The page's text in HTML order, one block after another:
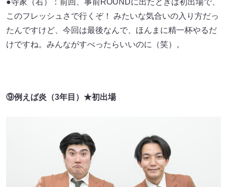
このフレッシュさで行くぞ！ みたいな気合いの入り方だっ
たんですけど、今回は最後なんで、ほんまに精一杯やるだ
けですね。みんながすべったらいいのに（笑）。
⑨例えば炎（3年目）★初出場